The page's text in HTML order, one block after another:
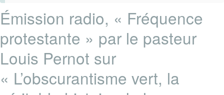
Émission radio, « Fréquence
protestante » par le pasteur
Louis Pernot sur
« L’obscurantisme vert, la